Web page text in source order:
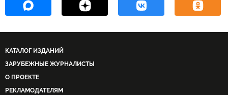
КАТАЛОГ ИЗДАНИЙ
ЗАРУБЕЖНЫЕ ЖУРНАЛИСТЫ
О ПРОЕКТЕ
РЕКЛАМОДАТЕЛЯМ